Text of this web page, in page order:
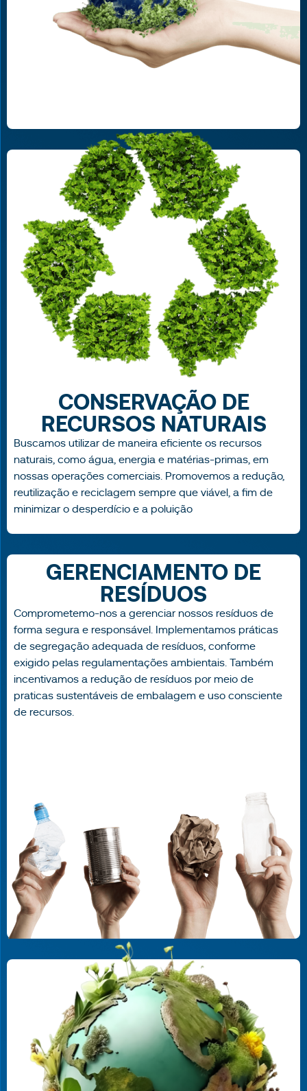
CONSERVAÇÃO DE
RECURSOS NATURAIS
Buscamos utilizar de maneira eficiente os recursos
naturais, como água, energia e matérias-primas, em
nossas operações comerciais. Promovemos a redução,
reutilização e reciclagem sempre que viável, a fim de
minimizar o desperdício e a poluição
GERENCIAMENTO DE
RESÍDUOS
Comprometemo-nos a gerenciar nossos resíduos de
forma segura e responsável. Implementamos práticas
de segregação adequada de resíduos, conforme
exigido pelas regulamentações ambientais. Também
incentivamos a redução de resíduos por meio de
praticas sustentáveis de embalagem e uso consciente
de recursos.